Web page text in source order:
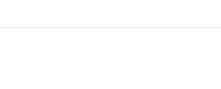
Efektif Menggunakan Media Sosial untuk